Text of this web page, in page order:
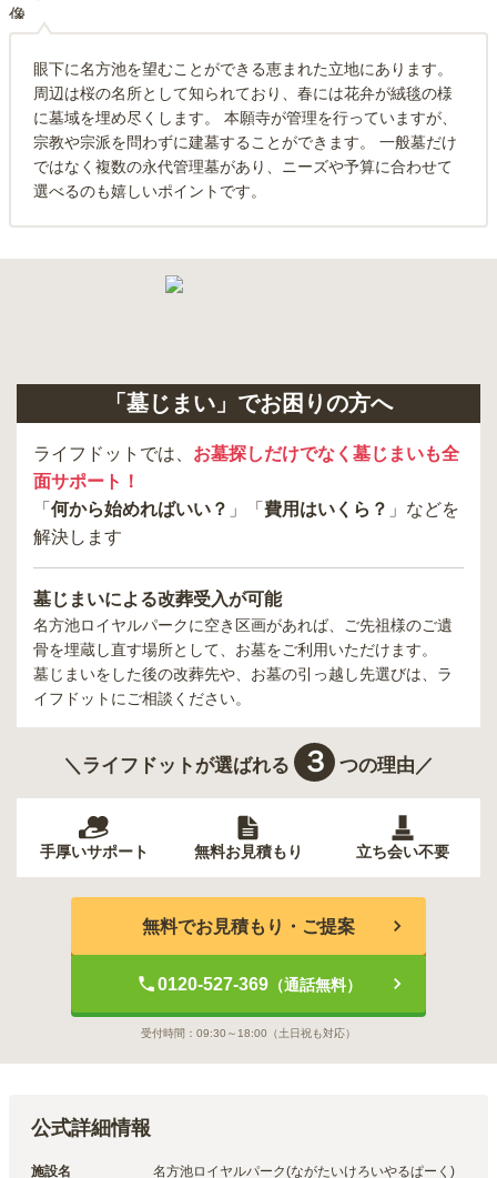
眼下に名方池を望むことができる恵まれた立地にあります。
周辺は桜の名所として知られており、春には花弁が絨毯の様
に墓域を埋め尽くします。 本願寺が管理を行っていますが、
宗教や宗派を問わずに建墓することができます。 一般墓だけ
ではなく複数の永代管理墓があり、ニーズや予算に合わせて
選べるのも嬉しいポイントです。
「墓じまい」でお困りの方へ
ライフドットでは、 お墓探しだけでなく墓じまいも全
面サポート！
「 何から始めればいい？ 」「 費用はいくら？ 」などを
解決します
墓じまいによる改葬受入が可能
名方池ロイヤルパークに空き区画があれば、ご先祖様のご遺
骨を埋蔵し直す場所として、お墓をご利用いただけます。
墓じまいをした後の改葬先や、お墓の引っ越し先選びは、ラ
イフドットにご相談ください。
＼ライフドットが選ばれる ３ つの理由／
手厚いサポート 無料お見積もり 立ち会い不要
無料でお見積もり・ご提案
0120-527-369（通話無料）
受付時間： 09:30～18:00 （土日祝も対応）
公式詳細情報
施設名 名方池ロイヤルパーク(ながたいけろいやるぱーく)